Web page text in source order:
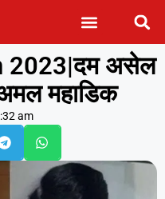
2023|दम असेल
महाडिक
am